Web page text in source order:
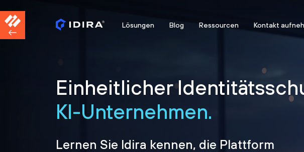
Lösungen Blog Ressourcen Kontakt
Einheitlicher
KI-Unternehmen.
Lernen Sie Idira kennen, die Plattform